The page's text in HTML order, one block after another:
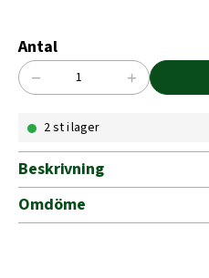
Antal
PAPPSPIK
FZV
mängd
− +
2 st i lager
Beskrivning
Omdöme